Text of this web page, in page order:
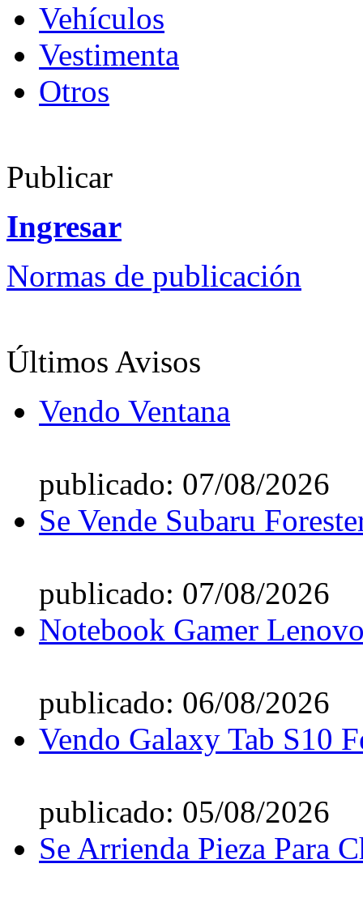
Vehículos
Vestimenta
Otros
Publicar
Ingresar
Normas de publicación
Últimos Avisos
Vendo Ventana
publicado: 07/08/2026
Se Vende Subaru
publicado: 07/08/2026
Notebook Gamer
publicado: 06/08/2026
Vendo Galaxy Tab S10
publicado: 05/08/2026
Se Arrienda Pieza Para